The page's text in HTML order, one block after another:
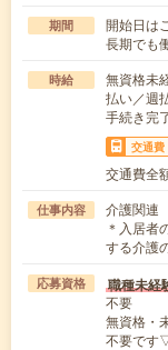
期間
開始日は
長期でも
時給
無資格未
払い／週
手続き完
交通費
交通費全
仕事内容
介護関連
＊入居者
する介護
応募資格 職種未経
不要
無資格・
不要です